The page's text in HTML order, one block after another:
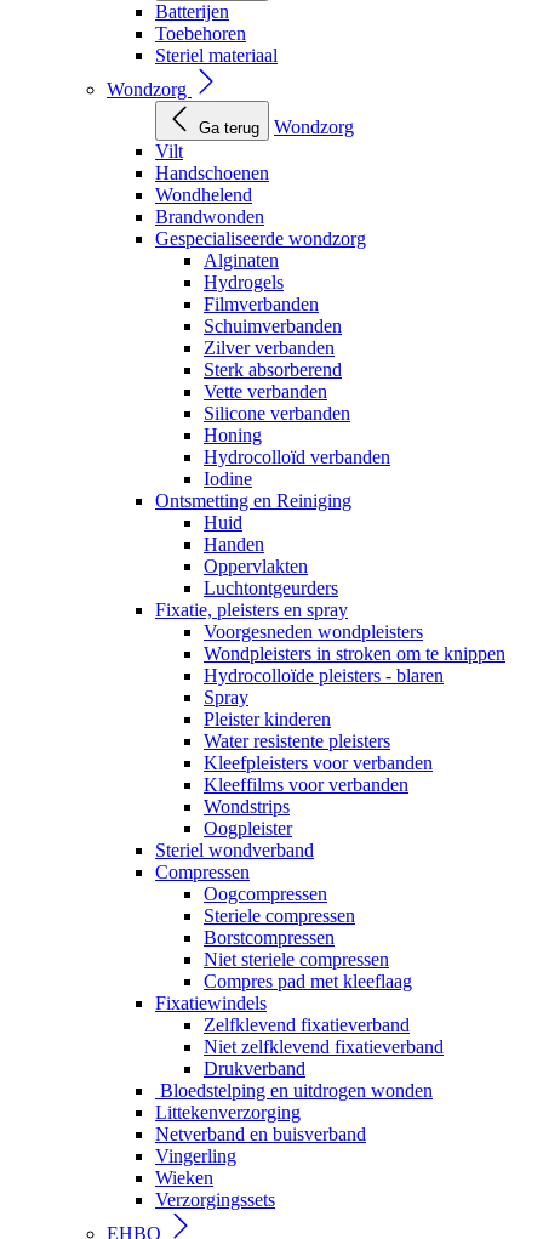
Batterijen
Toebehoren
Steriel materiaal
Wondzorg
Ga terug
Wondzorg
Vilt
Handschoenen
Wondhelend
Brandwonden
Gespecialiseerde wondzorg
Alginaten
Hydrogels
Filmverbanden
Schuimverbanden
Zilver verbanden
Sterk absorberend
Vette verbanden
Silicone verbanden
Honing
Hydrocolloïd verbanden
Iodine
Ontsmetting en Reiniging
Huid
Handen
Oppervlakten
Luchtontgeurders
Fixatie, pleisters en spray
Voorgesneden wondpleisters
Wondpleisters in stroken om te knippen
Hydrocolloïde pleisters - blaren
Spray
Pleister kinderen
Water resistente pleisters
Kleefpleisters voor verbanden
Kleeffilms voor verbanden
Wondstrips
Oogpleister
Steriel wondverband
Compressen
Oogcompressen
Steriele compressen
Borstcompressen
Niet steriele compressen
Compres pad met kleeflaag
Fixatiewindels
Zelfklevend fixatieverband
Niet zelfklevend fixatieverband
Drukverband
Bloedstelping en uitdrogen wonden
Littekenverzorging
Netverband en buisverband
Vingerling
Wieken
Verzorgingssets
EHBO